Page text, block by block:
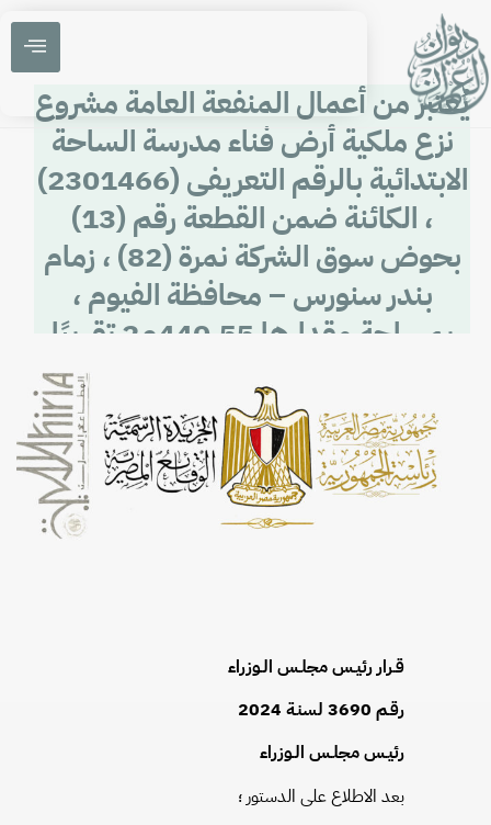
يُعتبر من أعمال المنفعة العامة مشروع
نزع ملكية أرض فناء مدرسة الساحة
الابتدائية بالرقم التعريفى (2301466)
، الكائنة ضمن القطعة رقم (13)
بحوض سوق الشركة نمرة (82) ، زمام
بندر سنورس – محافظة الفيوم ،
بمساحة مقدارها 440٫55م2 تقريبًا
قـرار رئيـس مجلـس الـوزراء
رقـم 3690 لسنـة 2024
رئيـس مجلـس الـوزراء
بعد الاطلاع على الدستور ؛